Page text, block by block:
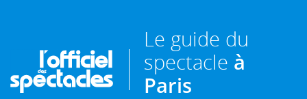
Le guide du
spectacle à
Paris